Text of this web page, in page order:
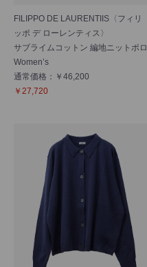
FILIPPO DE LAURENTIIS〈フィリ
ッポ デ ローレンティス〉
サブライムコットン 編地ニットポロ
Women’s
通常価格：￥46,200
￥27,720